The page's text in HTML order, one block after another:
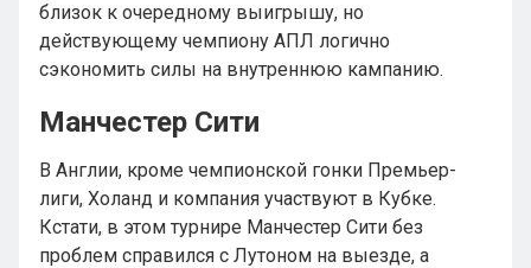
близок к очередному выигрышу, но
действующему чемпиону АПЛ логично
сэкономить силы на внутреннюю кампанию.
Манчестер Сити
В Англии, кроме чемпионской гонки Премьер-
лиги, Холанд и компания участвуют в Кубке.
Кстати, в этом турнире Манчестер Сити без
проблем справился с Лутоном на выезде, а